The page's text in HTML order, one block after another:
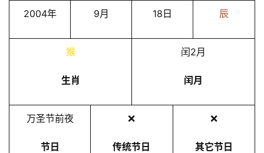
2004年 9月 18日 辰
猴
生肖
闰2月
闰月
万圣节前夜
节日
❌
传统节日
❌
其它节日